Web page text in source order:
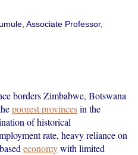
Associate Professor,
borders Zimbabwe, Botswana
poorest provincesin the
of historical
rate, heavy reliance on
economywith limited